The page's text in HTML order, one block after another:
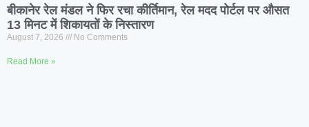
बीकानेर रेल मंडल ने फिर रचा कीर्तिमान, रेल मदद पोर्टल पर औसत
13 मिनट में शिकायतों के निस्तारण
August 7, 2026 No Comments
Read More »